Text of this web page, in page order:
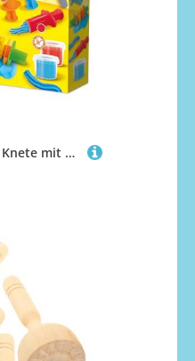
SES Creative 00504 Knete mit Werkzeugen - Erstelle Dein eigenes Muster mit der Knetrolle und verziere mit 5 Spritztüllen - Mit 2 Töpfen Knete - Für Kinder Ab 2 Jahren